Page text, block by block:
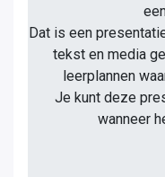
Dat is een
tekst en media
leerplannen
Je kunt deze
wanneer